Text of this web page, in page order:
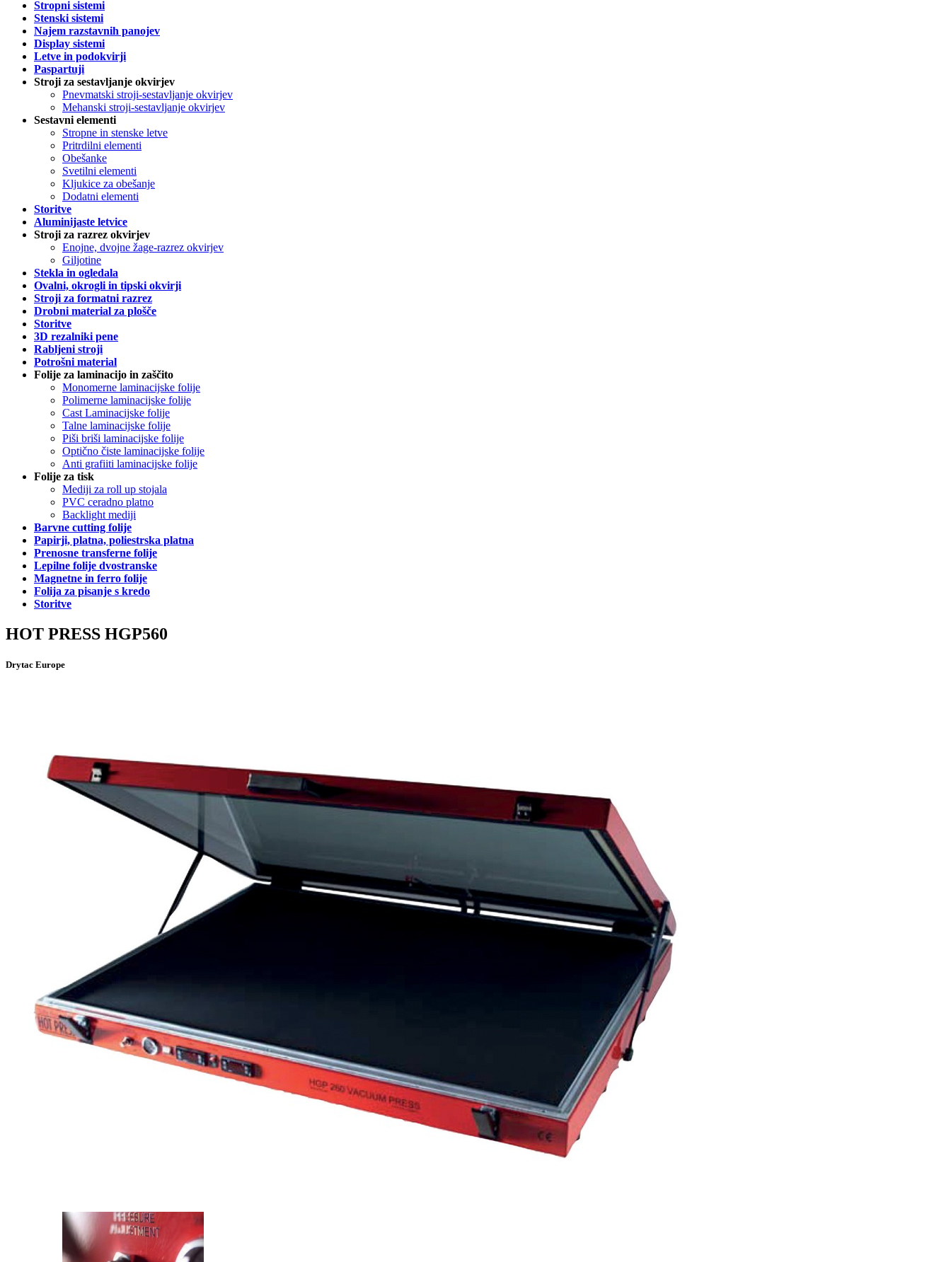
Stropni sistemi
Stenski sistemi
Najem razstavnih panojev
Display sistemi
Letve in podokvirji
Paspartuji
Stroji za sestavljanje okvirjev
Pnevmatski stroji-sestavljanje okvirjev
Mehanski stroji-sestavljanje okvirjev
Sestavni elementi
Stropne in stenske letve
Pritrdilni elementi
Obešanke
Svetilni elementi
Kljukice za obešanje
Dodatni elementi
Storitve
Aluminijaste letvice
Stroji za razrez okvirjev
Enojne, dvojne žage-razrez okvirjev
Giljotine
Stekla in ogledala
Ovalni, okrogli in tipski okvirji
Stroji za formatni razrez
Drobni material za plošče
Storitve
3D rezalniki pene
Rabljeni stroji
Potrošni material
Folije za laminacijo in zaščito
Monomerne laminacijske folije
Polimerne laminacijske folije
Cast Laminacijske folije
Talne laminacijske folije
Piši briši laminacijske folije
Optično čiste laminacijske folije
Anti grafiiti laminacijske folije
Folije za tisk
Mediji za roll up stojala
PVC ceradno platno
Backlight mediji
Barvne cutting folije
Papirji, platna, poliestrska platna
Prenosne transferne folije
Lepilne folije dvostranske
Magnetne in ferro folije
Folija za pisanje s kredo
Storitve
HOT PRESS HGP560
Drytac Europe